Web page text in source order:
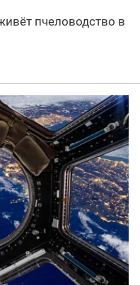
пчеловодство в